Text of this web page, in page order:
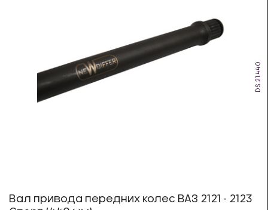
DS.21.440
Вал привода передних колес ВАЗ 2121 - 2123